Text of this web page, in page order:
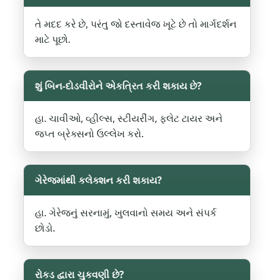
તે મદદ કરે છે, પરંતુ જો દસ્તાવેજ ખૂટે છે તો માર્ગદર્શન
માટે પૂછો.
શું બિન-દોડવીરોને એકત્રિત કરી શકાય છે?
હા. ચાવીઓ, વ્હીલ્સ, સ્ટીયરીંગ, ફ્લેટ ટાયર અને
જપ્ત બ્રેક્સનો ઉલ્લેખ કરો.
ગેરેજમાંથી કલેક્શન કરી શકાય?
હા. ગેરેજનું સરનામું, ખુલવાનો સમય અને સંપર્ક
છોડો.
રોકડ દ્વારા ચુકવણી છે?